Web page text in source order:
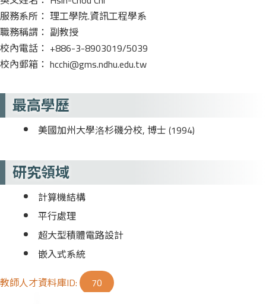
服務系所： 理工學院.資訊工程學系
職務稱謂： 副教授
校內電話： +886-3-8903019/5039
校內郵箱： hcchi@gms.ndhu.edu.tw
最高學歷
美國加州大學洛杉磯分校, 博士 (1994)
研究領域
計算機結構
平行處理
超大型積體電路設計
嵌入式系統
教師人才資料庫ID:
70